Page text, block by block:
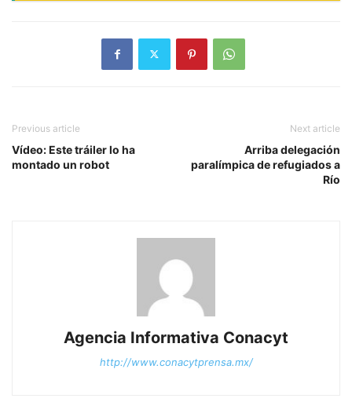
Previous article
Vídeo: Este tráiler lo ha
montado un robot
Next article
Arriba delegación
paralímpica de refugiados a
Río
Agencia Informativa Conacyt
http://www.conacytprensa.mx/